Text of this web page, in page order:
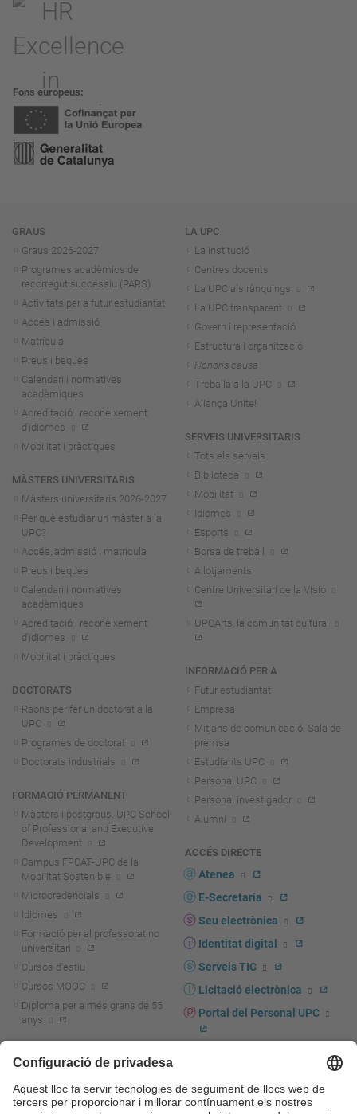
Fons europeus
Navegació
GRAUS
Graus 2026-2027
Programes acadèmics de
recorregut successiu (PARS)
Activitats per a futur estudiantat
Accés i admissió
Matrícula
Preus i beques
Calendari i normatives
acadèmiques
Acreditació i reconeixement
d'idiomes
Mobilitat i pràctiques
MÀSTERS UNIVERSITARIS
Màsters universitaris 2026-2027
Per què estudiar un màster a la
UPC?
Accés, admissió i matrícula
Preus i beques
Calendari i normatives
acadèmiques
Acreditació i reconeixement
d'idiomes
Mobilitat i pràctiques
DOCTORATS
Raons per fer un doctorat a la
UPC
Programes de doctorat
Doctorats industrials
FORMACIÓ PERMANENT
Màsters i postgraus. UPC School
of Professional and Executive
Development
Campus FPCAT-UPC de la
Mobilitat Sostenible
Microcredencials
Idiomes
Formació per al professorat no
universitari
Cursos d'estiu
Cursos MOOC
Diploma per a més grans de 55
anys
Actualitat R+D+I
La recerca a la UPC
La transferència, l'emprenedoria i
LA UPC
La institució
Centres docents
La UPC als rànquings
La UPC transparent
Govern i representació
Estructura i organització
Honoris causa
Treballa a la UPC
Aliança Unite!
SERVEIS UNIVERSITARIS
Tots els serveis
Biblioteca
Mobilitat
Idiomes
Esports
Borsa de treball
Allotjaments
Centre Universitari de la Visió
UPCArts, la comunitat cultural
INFORMACIÓ PER A
Futur estudiantat
Empresa
Mitjans de comunicació. Sala de
premsa
Estudiants UPC
Personal UPC
Personal investigador
Alumni
ACCÉS DIRECTE
Atenea
E-Secretaria
Seu electrònica
Identitat digital
Serveis TIC
Licitació electrònica
Portal del Personal UPC
UPCshop, marxandatge